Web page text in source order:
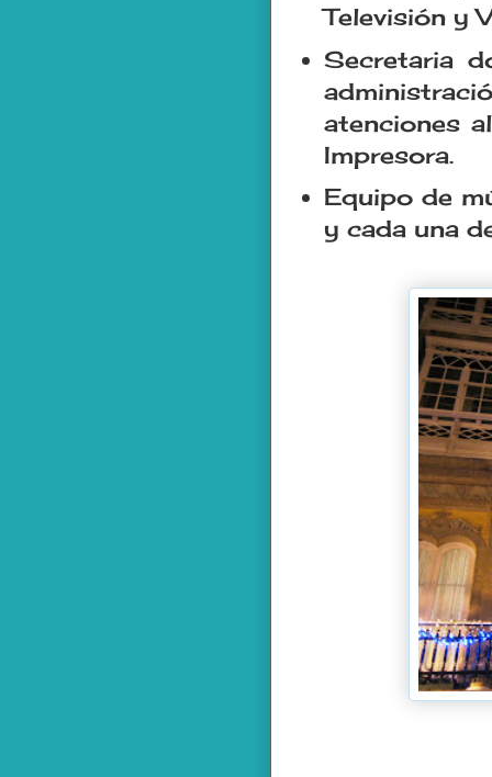
Televisión y
Secretaria
atenciones
Impresora.
Equipo de
y cada una